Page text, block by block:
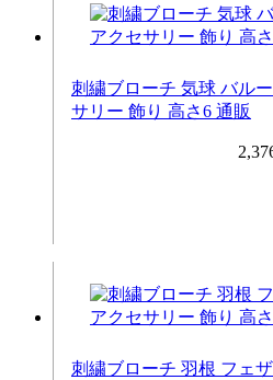
刺繍ブローチ 気球 バル
サリー 飾り 高さ6 通販
刺繍ブローチ 羽根 フェ